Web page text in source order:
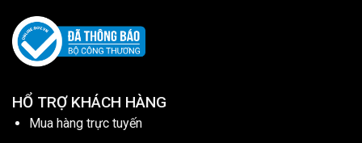
HỔ TRỢ KHÁCH HÀNG
Mua hàng trực tuyến